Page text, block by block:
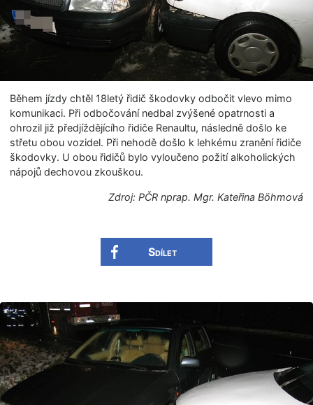
Během jízdy chtěl 18letý řidič škodovky odbočit vlevo mimo
komunikaci. Při odbočování nedbal zvýšené opatrnosti a
ohrozil již předjíždějícího řidiče Renaultu, následně došlo ke
střetu obou vozidel. Při nehodě došlo k lehkému zranění řidiče
škodovky. U obou řidičů bylo vyloučeno požití alkoholických
nápojů dechovou zkouškou.
Zdroj: PČR nprap. Mgr. Kateřina Böhmová
Sdílet